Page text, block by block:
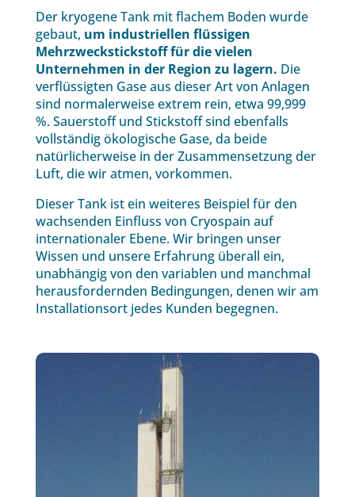
Der kryogene Tank mit flachem Boden wurde
gebaut, um industriellen flüssigen
Mehrzweckstickstoff für die vielen
Unternehmen in der Region zu lagern. Die
verflüssigten Gase aus dieser Art von Anlagen
sind normalerweise extrem rein, etwa 99,999
%. Sauerstoff und Stickstoff sind ebenfalls
vollständig ökologische Gase, da beide
natürlicherweise in der Zusammensetzung der
Luft, die wir atmen, vorkommen.
Dieser Tank ist ein weiteres Beispiel für den
wachsenden Einfluss von Cryospain auf
internationaler Ebene. Wir bringen unser
Wissen und unsere Erfahrung überall ein,
unabhängig von den variablen und manchmal
herausfordernden Bedingungen, denen wir am
Installationsort jedes Kunden begegnen.